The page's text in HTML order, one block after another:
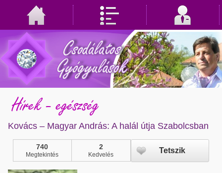
Hírek - egészség
Kovács – Magyar András: A halál útja Szabolcsban
740
Megtekintés
2
Kedvelés Tetszik